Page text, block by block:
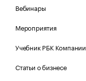
Вебинары
Мероприятия
Учебник РБК Компании
Статьи о бизнесе